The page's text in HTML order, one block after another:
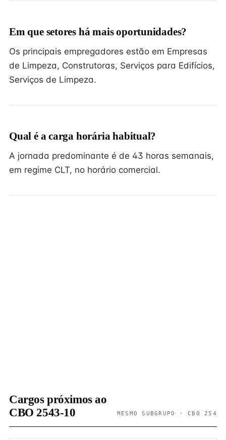
Em que setores há mais oportunidades?
Os principais empregadores estão em Empresas
de Limpeza, Construtoras, Serviços para Edifícios,
Serviços de Limpeza.
Qual é a carga horária habitual?
A jornada predominante é de 43 horas semanais,
em regime CLT, no horário comercial.
Cargos próximos ao
CBO 2543-10
MESMO SUBGRUPO · CBO 254